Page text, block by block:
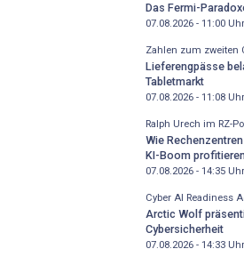
Das Fermi-
07.08.2026 - 11:00Uhr
Zahlen zum zweiten
Lieferengpässe
Tabletmarkt
07.08.2026 - 11:08Uhr
Ralph Urech im RZ-
Wie
KI-Boom
07.08.2026 - 14:35Uhr
Cyber AI Readiness
Arctic Wolf
Cybersicherheit
07.08.2026 - 14:33Uhr